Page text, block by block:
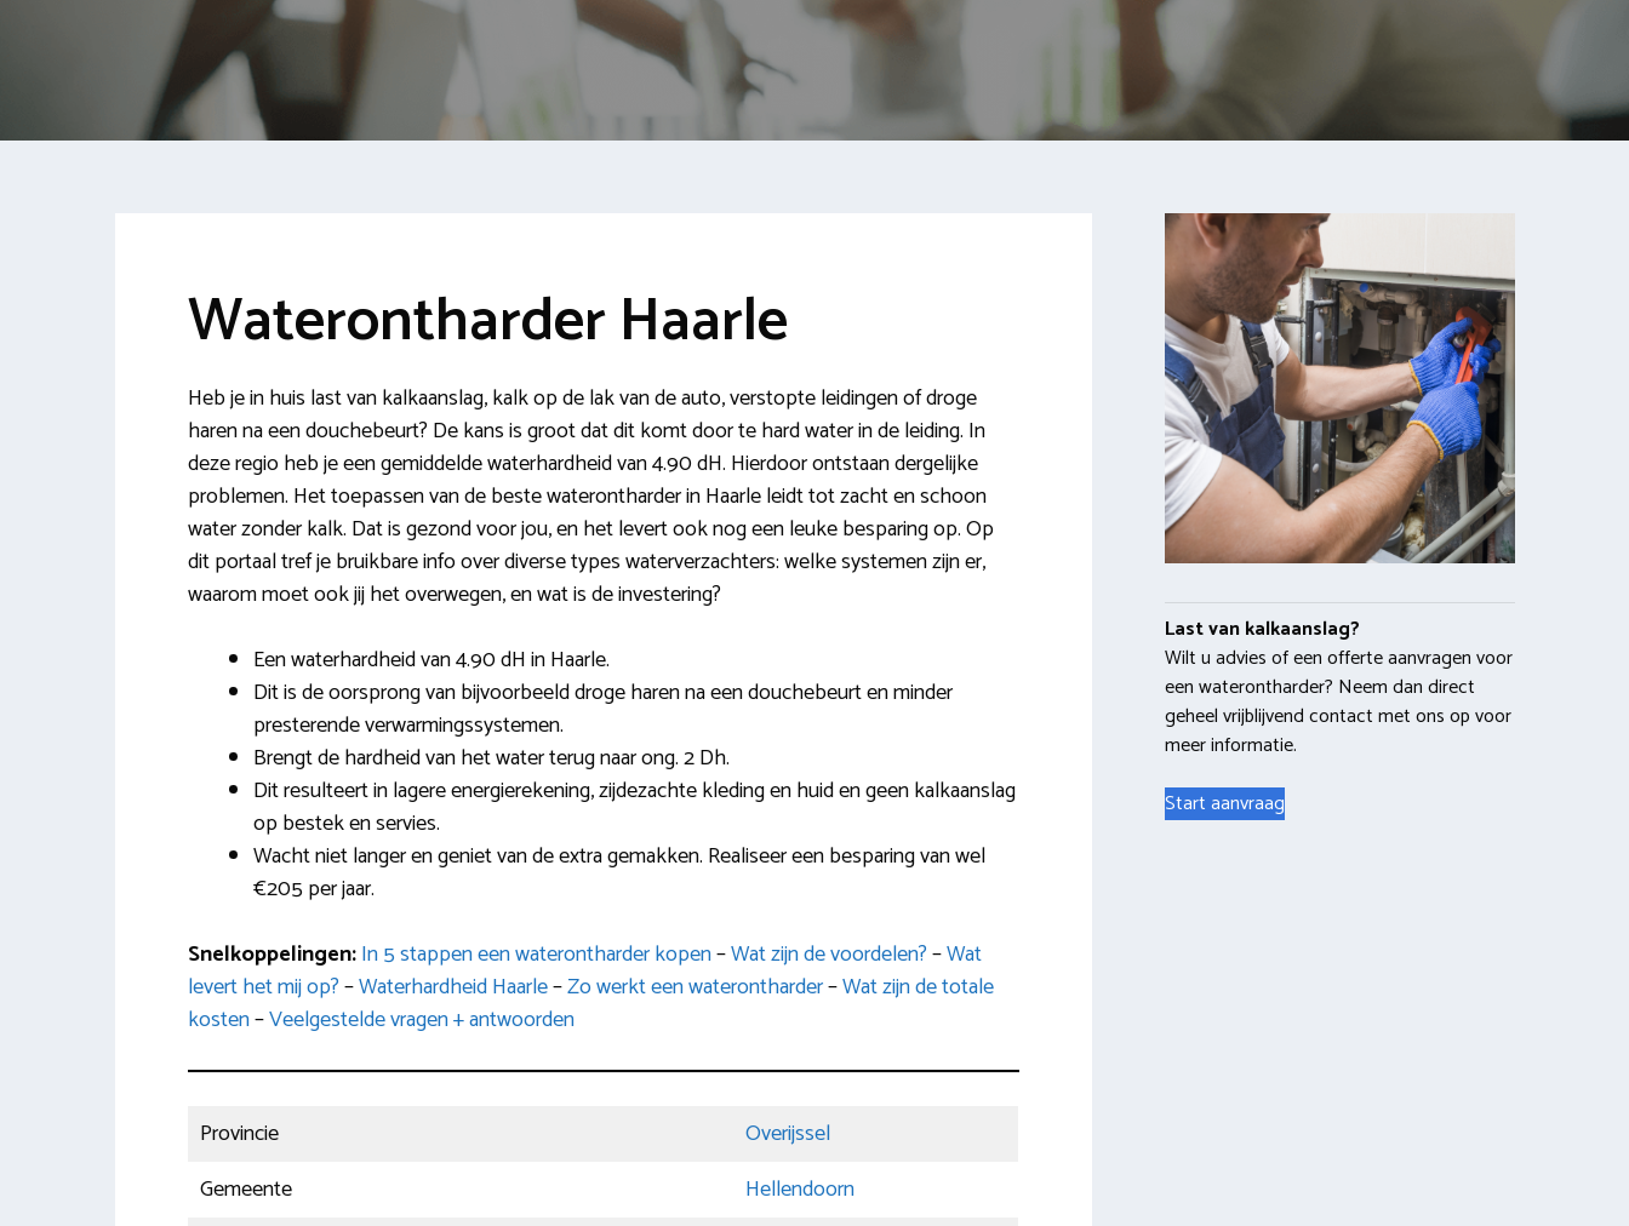
Waterontharder Haarle
Heb je in huis last van kalkaanslag, kalk op de lak van de auto, verstopte leidingen of droge
haren na een douchebeurt? De kans is groot dat dit komt door te hard water in de leiding. In
deze regio heb je een gemiddelde waterhardheid van 4.90 dH. Hierdoor ontstaan dergelijke
problemen. Het toepassen van de beste waterontharder in Haarle leidt tot zacht en schoon
water zonder kalk. Dat is gezond voor jou, en het levert ook nog een leuke besparing op. Op
dit portaal tref je bruikbare info over diverse types waterverzachters: welke systemen zijn er,
waarom moet ook jij het overwegen, en wat is de investering?
Een waterhardheid van 4.90 dH in Haarle.
Dit is de oorsprong van bijvoorbeeld droge haren na een douchebeurt en minder
presterende verwarmingssystemen.
Brengt de hardheid van het water terug naar ong. 2 Dh.
Dit resulteert in lagere energierekening, zijdezachte kleding en huid en geen kalkaanslag
op bestek en servies.
Wacht niet langer en geniet van de extra gemakken. Realiseer een besparing van wel
€205 per jaar.
Snelkoppelingen:In 5 stappen een waterontharder kopen–Wat zijn de voordelen?–Wat
levert het mij op?–Waterhardheid Haarle–Zo werkt een waterontharder–Wat zijn de totale
kosten–Veelgestelde vragen + antwoorden
Provincie
Overijssel
Gemeente
Hellendoorn
Last van kalkaanslag?
Wilt u advies of een offerte aanvragen voor
een waterontharder? Neem dan direct
geheel vrijblijvend contact met ons op voor
meer informatie.
Start aanvraag